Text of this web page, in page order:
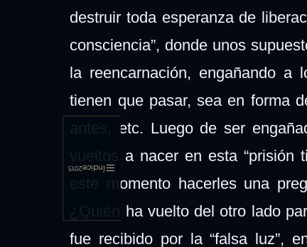
Índice
2015
destruir toda esperanza de
consciencia”, donde unos
la reencarnación, engañando a
tienen que pasar, sea en forma
antes, etc. Luego de ser
vueltos a nacer en esta
este momento hacerles una
¿Quién ha vuelto del otro lado
fue recibido por la “falsa luz”,